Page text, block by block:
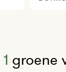
1 groene